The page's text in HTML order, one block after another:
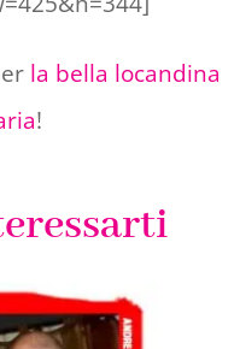
la bella locandina
!